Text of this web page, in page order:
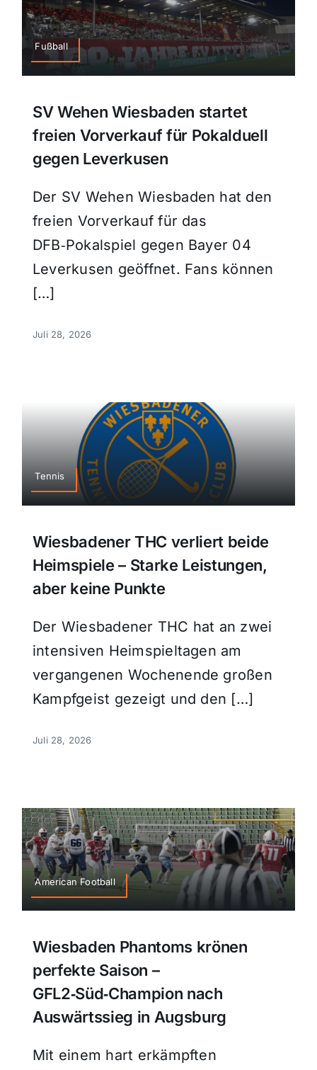
Fußball
SV Wehen Wiesbaden startet
freien Vorverkauf für Pokalduell
gegen Leverkusen
Der SV Wehen Wiesbaden hat den
freien Vorverkauf für das
DFB‑Pokalspiel gegen Bayer 04
Leverkusen geöffnet. Fans können
[…]
Juli 28, 2026
Tennis
Wiesbadener THC verliert beide
Heimspiele – Starke Leistungen,
aber keine Punkte
Der Wiesbadener THC hat an zwei
intensiven Heimspieltagen am
vergangenen Wochenende großen
Kampfgeist gezeigt und den […]
Juli 28, 2026
American Football
Wiesbaden Phantoms krönen
perfekte Saison –
GFL2‑Süd‑Champion nach
Auswärtssieg in Augsburg
Mit einem hart erkämpften